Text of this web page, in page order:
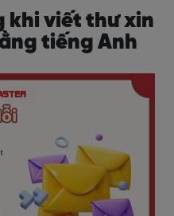
khi viết thư xin
tiếng Anh